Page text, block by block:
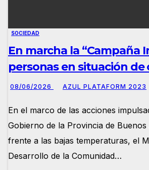
SOCIEDAD
En marcha la “Campaña
personas en situación de
08/06/2026 AZUL PLATAFORM 2023
En el marco de las acciones
Gobierno de la Provincia de
frente a las bajas temperaturas, el
Desarrollo de la Comunidad…